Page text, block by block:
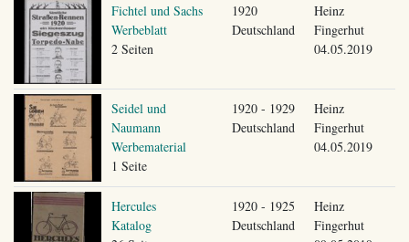
Fichtel und Sachs
Werbeblatt
2 Seiten
1920
Deutschland
Heinz
Fingerhut
04.05.2019
Seidel und
Naumann
Werbematerial
1 Seite
1920 - 1929
Deutschland
Heinz
Fingerhut
04.05.2019
Hercules
Katalog
1920 - 1925
Deutschland
Heinz
Fingerhut